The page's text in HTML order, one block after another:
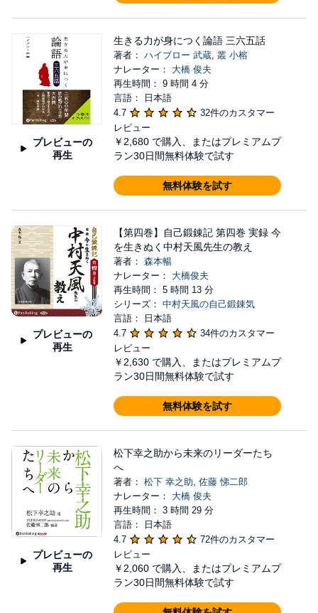
プレビューの
再生
生きる力が身につく論語 三六五話
著者： ハイブロー 武蔵, 叢 小榕
ナレーター： 大橋 俊夫
再生時間： 9 時間 4 分
言語： 日本語
4.7
32件のカスタマー
レビュー
￥2,680 で購入、またはプレミアムプ
ラン30日間無料体験で試す
無料体験を試す
プレビューの
再生
【第四巻】自己鍛錬記 第四巻 実録 今
を生きぬく中村天風先生の教え
著者： 森本暢
ナレーター： 大橋俊夫
再生時間： 5 時間 13 分
シリーズ： 中村天風の自己鍛錬気
言語： 日本語
4.7
34件のカスタマー
レビュー
￥2,630 で購入、またはプレミアムプ
ラン30日間無料体験で試す
無料体験を試す
プレビューの
再生
松下幸之助から未来のリーダーたち
へ
著者： 松下 幸之助, 佐藤 悌二郎
ナレーター： 大橋 俊夫
再生時間： 3 時間 29 分
言語： 日本語
4.7
72件のカスタマー
レビュー
￥2,060 で購入、またはプレミアムプ
ラン30日間無料体験で試す